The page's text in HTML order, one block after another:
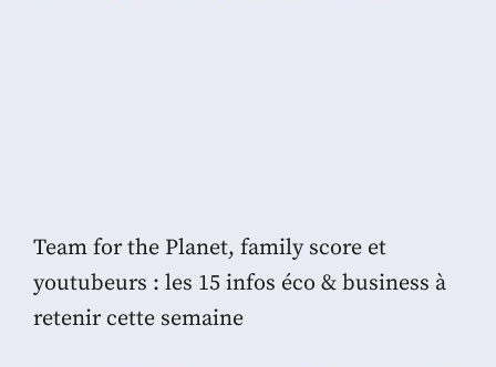
Team for the Planet, family score et
youtubeurs : les 15 infos éco & business à
retenir cette semaine